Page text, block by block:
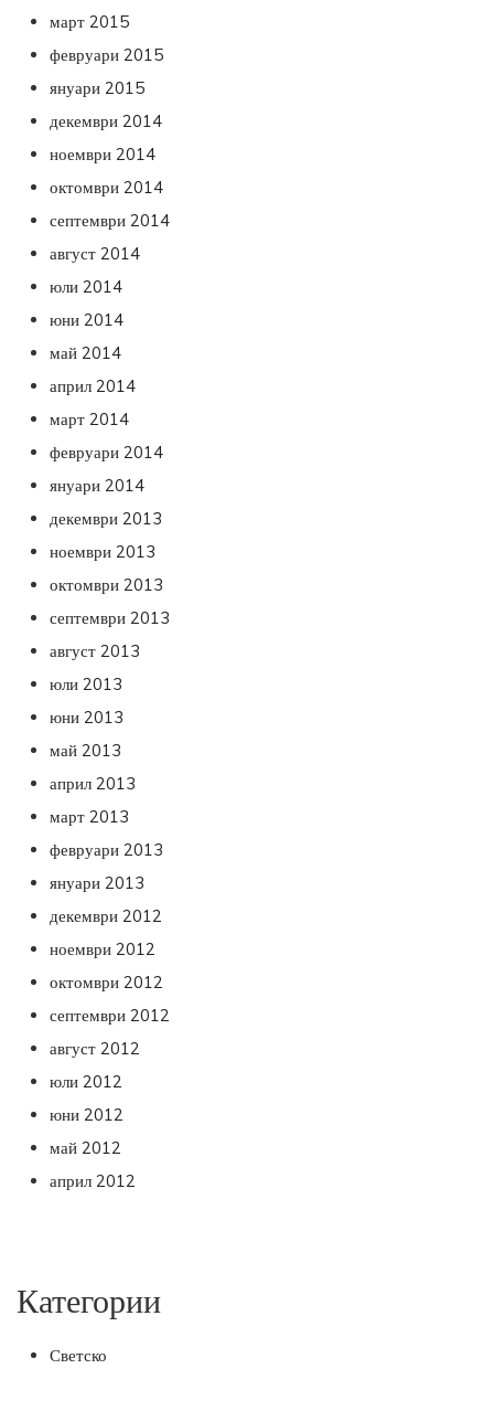
март 2015
февруари 2015
януари 2015
декември 2014
ноември 2014
октомври 2014
септември 2014
август 2014
юли 2014
юни 2014
май 2014
април 2014
март 2014
февруари 2014
януари 2014
декември 2013
ноември 2013
октомври 2013
септември 2013
август 2013
юли 2013
юни 2013
май 2013
април 2013
март 2013
февруари 2013
януари 2013
декември 2012
ноември 2012
октомври 2012
септември 2012
август 2012
юли 2012
юни 2012
май 2012
април 2012
Категории
Светско